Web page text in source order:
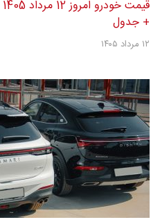
+ جدول
۱۲ مرداد ۱۴۰۵